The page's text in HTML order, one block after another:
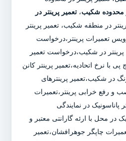
محدوده شکیب، تعمیر پرینتر در
در منطقه شکیب، تعمیر پرینتر
تعمیرات پرینتر،درخواست
در شکیب،درخواست تعمیر
با نرخ اتحادیه،تعمیر پرینتر کانن
در شکیب،تعمیر پرینترهای
و رفع خرابی پرینتر،تعمیرات
پاناسونیک در نمایندگی
در محل با ارئه گارانتی معتبر و
چاپگر جوهرافشان،تعمیر